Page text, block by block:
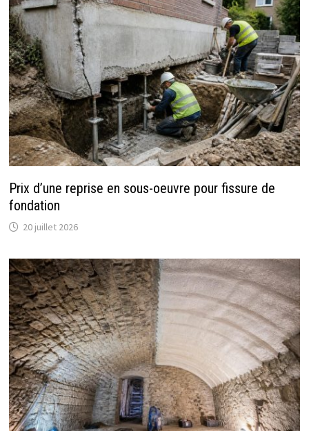
Prix d’une reprise en sous-oeuvre pour fissure de
fondation
20 juillet 2026